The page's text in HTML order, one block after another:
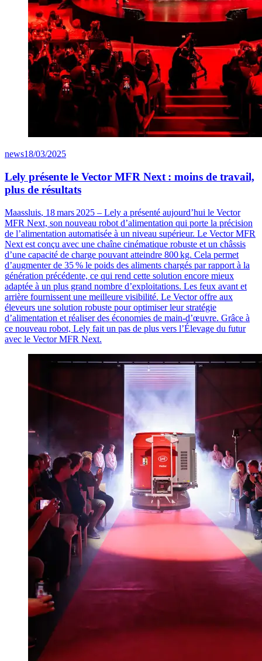
news18/03/2025
Lely présente le Vector MFR Next : moins de travail,
plus de résultats
Maassluis, 18mars 2025 – Lely a présenté aujourd’hui le Vector
MFR Next, son nouveau robot d’alimentation qui porte la précision
de l’alimentation automatisée à un niveau supérieur. Le VectorMFR
Next est conçu avec une chaîne cinématique robuste et un châssis
d’une capacité de charge pouvant atteindre 800kg. Cela permet
d’augmenter de 35% le poids des aliments chargés par rapport à la
génération précédente, ce qui rend cette solution encore mieux
adaptée à un plus grand nombre d’exploitations. Les feux avant et
arrière fournissent une meilleure visibilité. Le Vectoroffre aux
éleveurs une solution robuste pour optimiser leur stratégie
d’alimentation et réaliser des économies de main-d’œuvre. Grâce à
ce nouveau robot, Lely fait un pas de plus vers l’Élevage du futur
avec le VectorMFR Next.